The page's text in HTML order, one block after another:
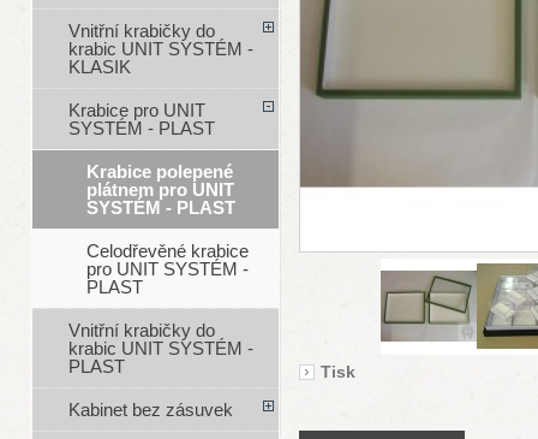
Tisk
Vnitřní krabičky do
krabic UNIT SYSTÉM -
KLASIK
Krabice pro UNIT
SYSTÉM - PLAST
Krabice polepené
plátnem pro UNIT
SYSTÉM - PLAST
Celodřevěné krabice
pro UNIT SYSTÉM -
PLAST
Vnitřní krabičky do
krabic UNIT SYSTÉM -
PLAST
Kabinet bez zásuvek